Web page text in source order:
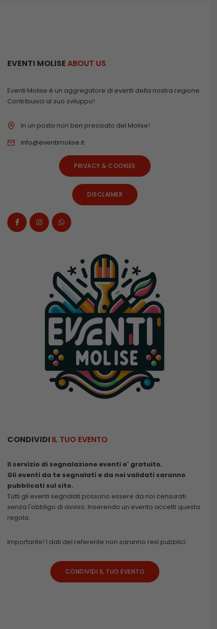
EVENTI MOLISEABOUT US
Eventi Molise è un aggregatore di eventi della nostra regione.
Contribuisci al suo sviluppo!
In un posto non ben precisato del Molise!
info@eventimolise.it
PRIVACY & COOKIES
DISCLAIMER
CONDIVIDI IL TUO EVENTO
Il servizio di segnalazione eventi e' gratuito.
Gli eventi da te segnalati e da noi validati saranno
pubblicati sul sito.
Tutti gli eventi segnalati possono essere da noi censurati
senza l'obbligo di avviso. Inserendo un evento accetti questa
regola.
Importante! I dati del referente non saranno resi pubblici.
CONDIVIDI IL TUO EVENTO